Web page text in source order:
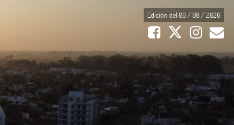
Edición del 06 / 08 / 2026